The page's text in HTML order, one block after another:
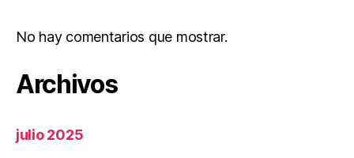
No hay comentarios que mostrar.
Archivos
julio 2025